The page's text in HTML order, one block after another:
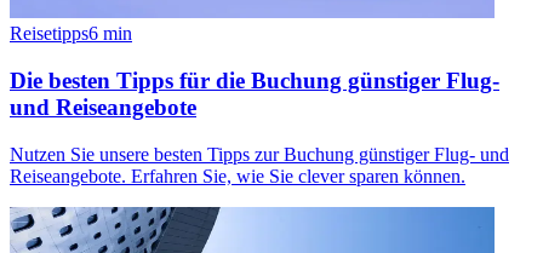
Reisetipps6 min
Die besten Tipps für die Buchung günstiger Flug-
und Reiseangebote
Nutzen Sie unsere besten Tipps zur Buchung günstiger Flug- und
Reiseangebote. Erfahren Sie, wie Sie clever sparen können.